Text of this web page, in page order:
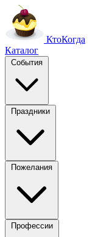
КтоКогда
Каталог
События
Праздники
Пожелания
Профессии